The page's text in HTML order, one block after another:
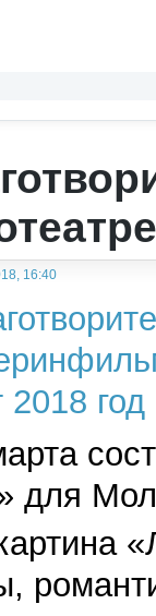
16:40
для